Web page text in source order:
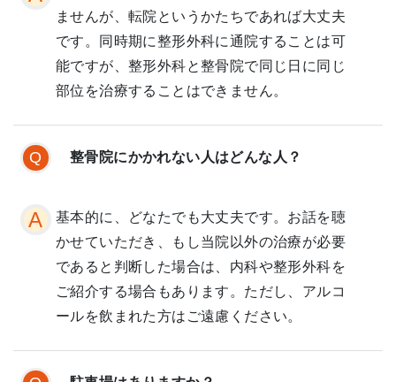
ませんが、転院というかたちであれば大丈夫
です。同時期に整形外科に通院することは可
能ですが、整形外科と整骨院で同じ日に同じ
部位を治療することはできません。
整骨院にかかれない人はどんな人？
基本的に、どなたでも大丈夫です。お話を聴
かせていただき、もし当院以外の治療が必要
であると判断した場合は、内科や整形外科を
ご紹介する場合もあります。ただし、アルコ
ールを飲まれた方はご遠慮ください。